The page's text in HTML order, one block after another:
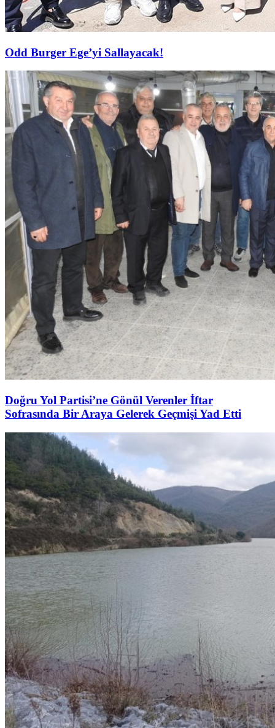
Odd Burger Ege’yi Sallayacak!
Doğru Yol Partisi’ne Gönül Verenler İftar
Sofrasında Bir Araya Gelerek Geçmişi Yad Etti